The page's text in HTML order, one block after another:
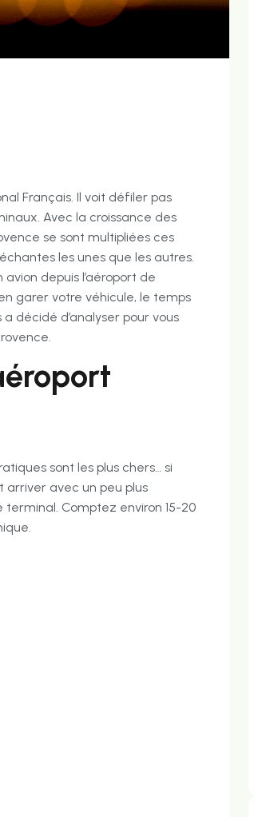
Français. Il voit défiler pas
Avec la croissance des
se sont multipliées ces
les unes que les autres.
depuis l’aéroport de
garer votre véhicule, le temps
décidé d’analyser pour vous
sont les plus chers… si
avec un peu plus
terminal. Comptez environ 15-20